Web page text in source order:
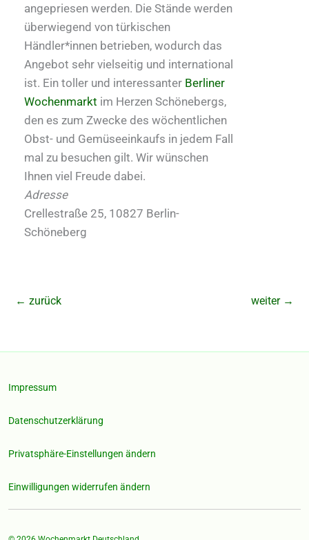
angepriesen werden. Die Stände werden
überwiegend von türkischen
Händler*innen betrieben, wodurch das
Angebot sehr vielseitig und international
ist. Ein toller und interessanter Berliner
Wochenmarkt im Herzen Schönebergs,
den es zum Zwecke des wöchentlichen
Obst- und Gemüseeinkaufs in jedem Fall
mal zu besuchen gilt. Wir wünschen
Ihnen viel Freude dabei.
Adresse
Crellestraße 25, 10827 Berlin-
Schöneberg
← zurück weiter →
Impressum
Datenschutzerklärung
Privatsphäre-Einstellungen ändern
Einwilligungen widerrufen ändern